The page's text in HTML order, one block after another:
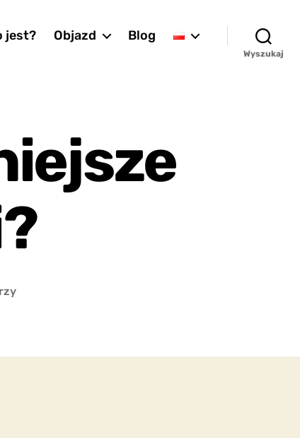
jest? Objazd Blog
Wyszukaj
do
ważniejsze